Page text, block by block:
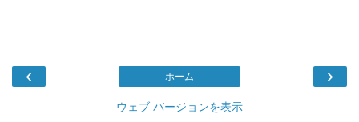
‹ ›
ホーム
ウェブ バージョンを表示